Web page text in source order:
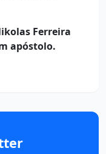
Ferreira
apóstolo.